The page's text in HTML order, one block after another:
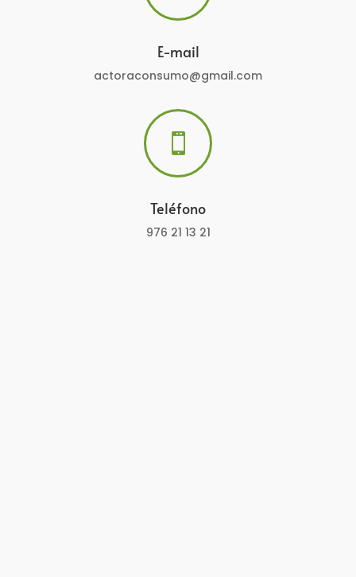
E-mail
actoraconsumo@gmail.com

Teléfono
976 21 13 21